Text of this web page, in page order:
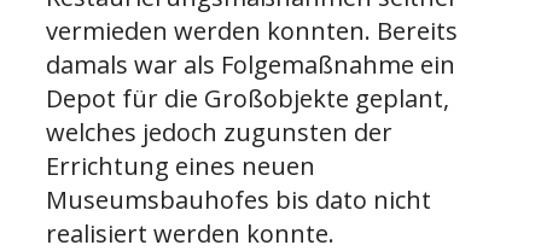
vermieden werden konnten. Bereits
damals war als Folgemaßnahme ein
Depot für die Großobjekte geplant,
welches jedoch zugunsten der
Errichtung eines neuen
Museumsbauhofes bis dato nicht
realisiert werden konnte.